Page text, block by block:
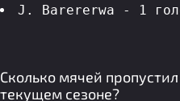
J. Barererwa - 1
Сколько мячей
текущем сезоне?